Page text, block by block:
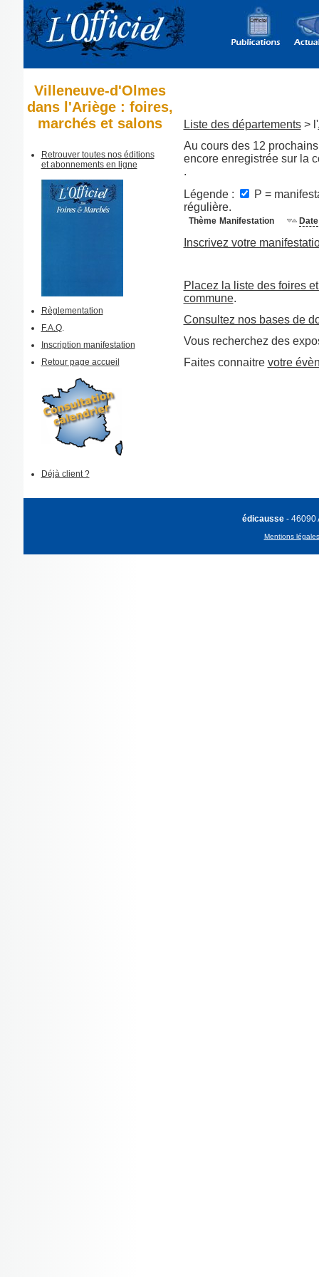
Villeneuve-d'Olmes
dans l'Ariège : foires,
marchés et salons
Retrouver toutes nos éditions
et abonnements en ligne
Règlementation
F.A.Q.
Inscription manifestation
Retour page accueil
Déjà client ?
Liste des départements> l'
Au cours des 12
encore enregistrée sur la
.
Légende :
P =
régulière.
Thème Manifestation Date
Inscrivez votre
Placez la liste des foires
commune.
Consultez nos bases de
Vous recherchez des
Faites connaitre votre
édicausse - 46090
Mentions légales